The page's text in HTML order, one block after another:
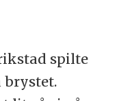
spilte
brystet.